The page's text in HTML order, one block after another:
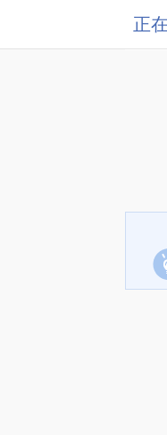
正